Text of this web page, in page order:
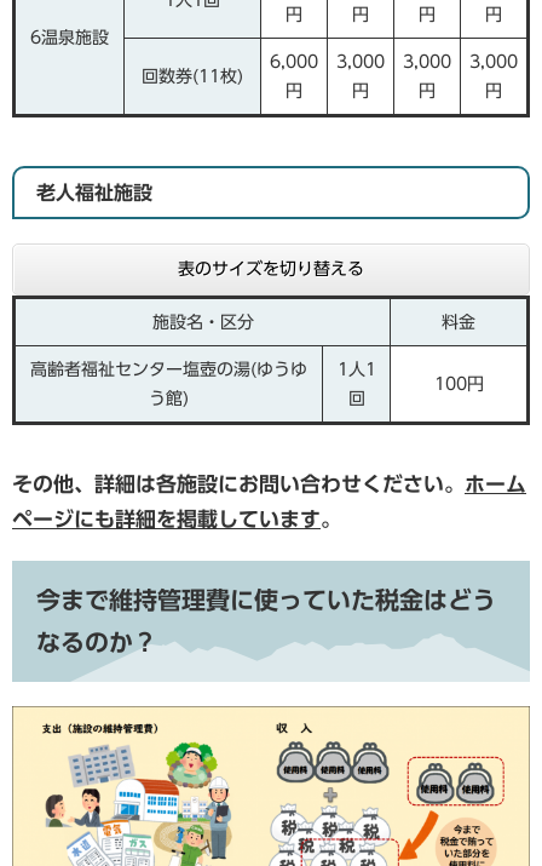
6温泉施設
円
円 円 円
回数券(11枚)
6,000
円
3,000
円
3,000
円
3,000
円
老人福祉施設
表のサイズを切り替える
施設名・区分 料金
高齢者福祉センター塩壺の湯(ゆうゆ
う館)
1人1
回
100円
その他、詳細は各施設にお問い合わせください。 ホーム
ページにも詳細を掲載しています。
今まで維持管理費に使っていた税金はどう
なるのか？